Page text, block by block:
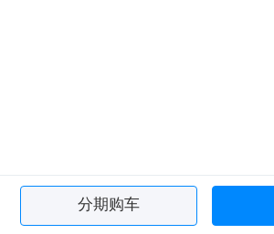
分期购车